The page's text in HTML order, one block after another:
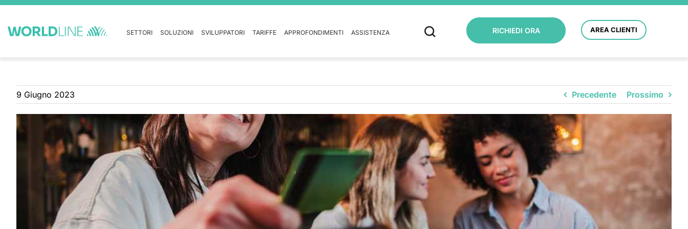
SETTORI SOLUZIONI SVILUPPATORI TARIFFE APPROFONDIMENTI ASSISTENZA RICHIEDI ORA AREA CLIENTI
9 Giugno 2023 Precedente Prossimo